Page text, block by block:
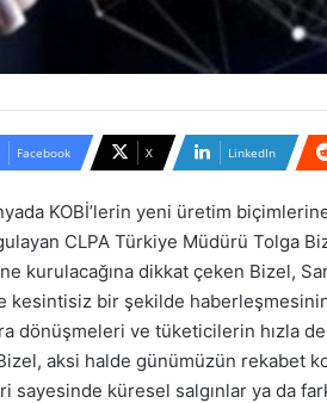
Facebook X LinkedIn
KOBİ’lerin yeni üretim
CLPA Türkiye Müdürü Tolga
kurulacağına dikkat çeken Bizel,
bir şekilde
dönüşmeleri ve tüketicilerin
aksi halde günümüzün rekabet
sayesinde küresel salgınlar ya da